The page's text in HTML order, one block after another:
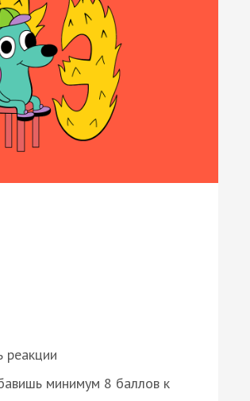
реакции
минимум 8 баллов к